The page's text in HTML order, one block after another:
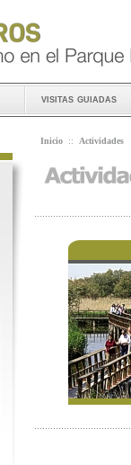
visitas guiadas
Inicio :: Actividades